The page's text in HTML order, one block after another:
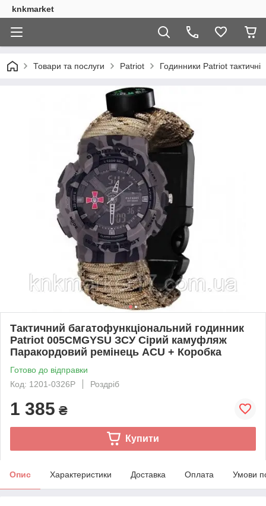
knkmarket
Товари та послуги Patriot Годинники Patriot тактичні
Тактичний багатофункціональний годинник
Patriot 005CMGYSU ЗСУ Сірий камуфляж
Паракордовий ремінець ACU + Коробка
Готово до відправки
Код: 1201-0326Р
Роздріб
1 385 ₴
Купити
Опис Характеристики Доставка Оплата Умови